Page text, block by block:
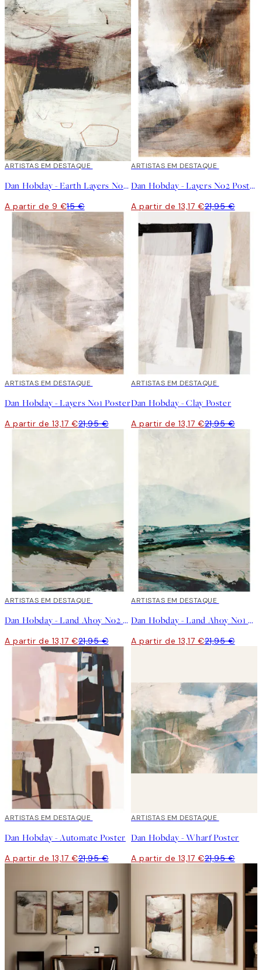
40%*
ARTISTAS EM DESTAQUE
Dan Hobday - Earth Layers No2 Poster
A partir de 9 €15 €
40%*
ARTISTAS EM DESTAQUE
Dan Hobday - Layers No2 Poster
A partir de 13,17 €21,95 €
40%*
ARTISTAS EM DESTAQUE
Dan Hobday - Layers No1 Poster
A partir de 13,17 €21,95 €
40%*
ARTISTAS EM DESTAQUE
Dan Hobday - Clay Poster
A partir de 13,17 €21,95 €
40%*
ARTISTAS EM DESTAQUE
Dan Hobday - Land Ahoy No2 Poster
A partir de 13,17 €21,95 €
40%*
ARTISTAS EM DESTAQUE
Dan Hobday - Land Ahoy No1 Poster
A partir de 13,17 €21,95 €
40%*
ARTISTAS EM DESTAQUE
Dan Hobday - Automate Poster
A partir de 13,17 €21,95 €
40%*
ARTISTAS EM DESTAQUE
Dan Hobday - Wharf Poster
A partir de 13,17 €21,95 €